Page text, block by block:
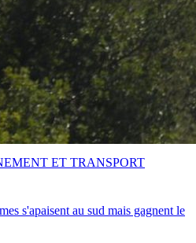
s'apaisent au sud mais gagnent le
ET TRANSPORT